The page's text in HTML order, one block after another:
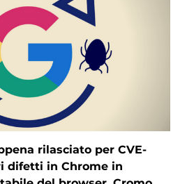
rilasciato per CVE-
difetti in Chrome in